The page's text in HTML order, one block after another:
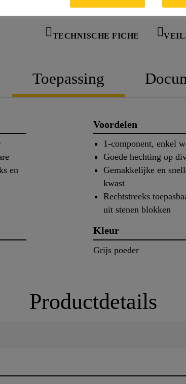
TECHNISCHE FICHE
Toepassing
en
Voordelen
1-component, enkel
Goede hechting op
Gemakkelijke en
kwast
Rechtstreeks
uit stenen blokken
Kleur
Grijs poeder
Productdetails